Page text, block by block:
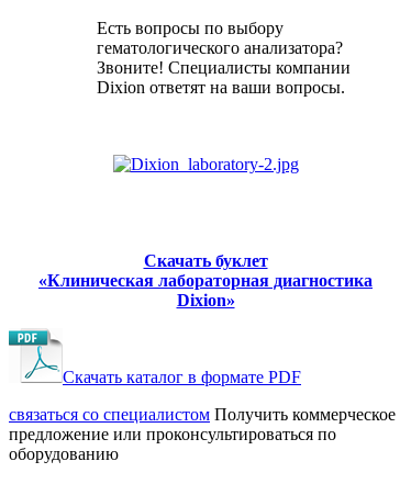
Есть вопросы по выбору
гематологического анализатора?
Звоните! Специалисты компании
Dixion ответят на ваши вопросы.
Скачать буклет
«Клиническая лабораторная диагностика
Dixion»
Скачать каталог в формате PDF
cвязаться со специалистом Получить коммерческое
предложение или проконсультироваться по
оборудованию